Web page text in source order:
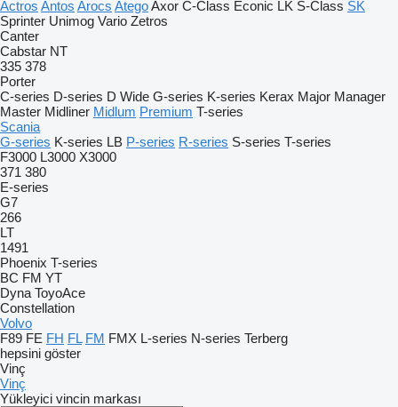
Actros Antos Arocs AtegoAxor C-Class Econic LK S-Class SK
Sprinter Unimog Vario Zetros
Canter
Cabstar NT
335 378
Porter
C-series D-series D Wide G-series K-series Kerax Major Manager
Master Midliner Midlum Premium T-series
Scania
G-series K-series LB P-series R-series S-series T-series
F3000 L3000 X3000
371 380
E-series
G7
266
LT
1491
Phoenix T-series
BC FM YT
Dyna ToyoAce
Constellation
Volvo
F89 FE FH FL FM FMX L-series N-series Terberg
hepsini göster
Vinç
Vinç
Yükleyici vincin markası